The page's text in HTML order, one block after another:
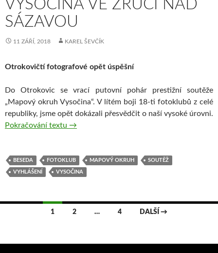
VYSOČINA VE ZRUČI NAD
SÁZAVOU
11 ZÁŘÍ, 2018 KAREL ŠEVČÍK
Otrokovičtí fotografové opět úspěšní
Do Otrokovic se vrací putovní pohár prestižní soutěže
„Mapový okruh Vysočina“. V lítém boji 18-ti fotoklubů z celé
republiky, jsme opět dokázali přesvědčit o naší vysoké úrovni.
Pokračování textu Vyhlášení 60. ročníku mapového okruhu
→
BESEDA FOTOKLUB MAPOVÝ OKRUH SOUTĚŽ
VYHLÁŠENÍ VYSOČINA
Navigace
příspěvky
1 2 … 4 DALŠÍ →